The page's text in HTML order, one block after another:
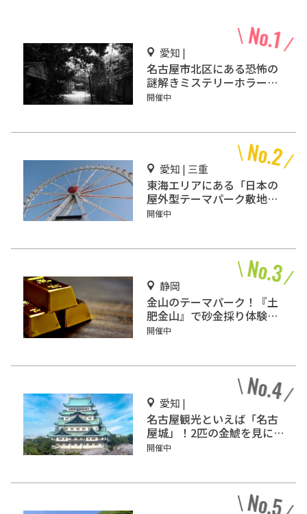
愛知 |
名古屋市北区にある恐怖の
謎解きミステリーホラー
「エモい家」あなたは行き
開催中
愛知 | 三重
東海エリアにある「日本の
屋外型テーマパーク敷地面
積ランキング」入りしてい
開催中
静岡
金山のテーマパーク！『土
肥金山』で砂金採り体験や
坑道観光を楽しもう♪
開催中
愛知 |
名古屋観光といえば「名古
屋城」！2匹の金鯱を見に
行こう
開催中